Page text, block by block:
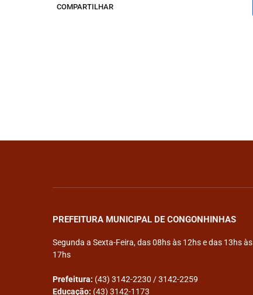
COMPARTILHAR
PREFEITURA MUNICIPAL DE CONGONHINHAS
Segunda a Sexta-Feira, das 08hs às 12hs e das 13hs às
17hs
Prefeitura: (43) 3142-2230 / 3142-2259
Educação: (43) 3142-1173